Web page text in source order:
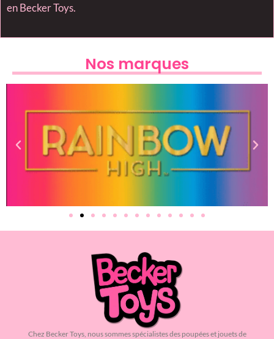
en Becker Toys.
Nos marques
Chez Becker Toys, nous sommes spécialistes des poupées et jouets de